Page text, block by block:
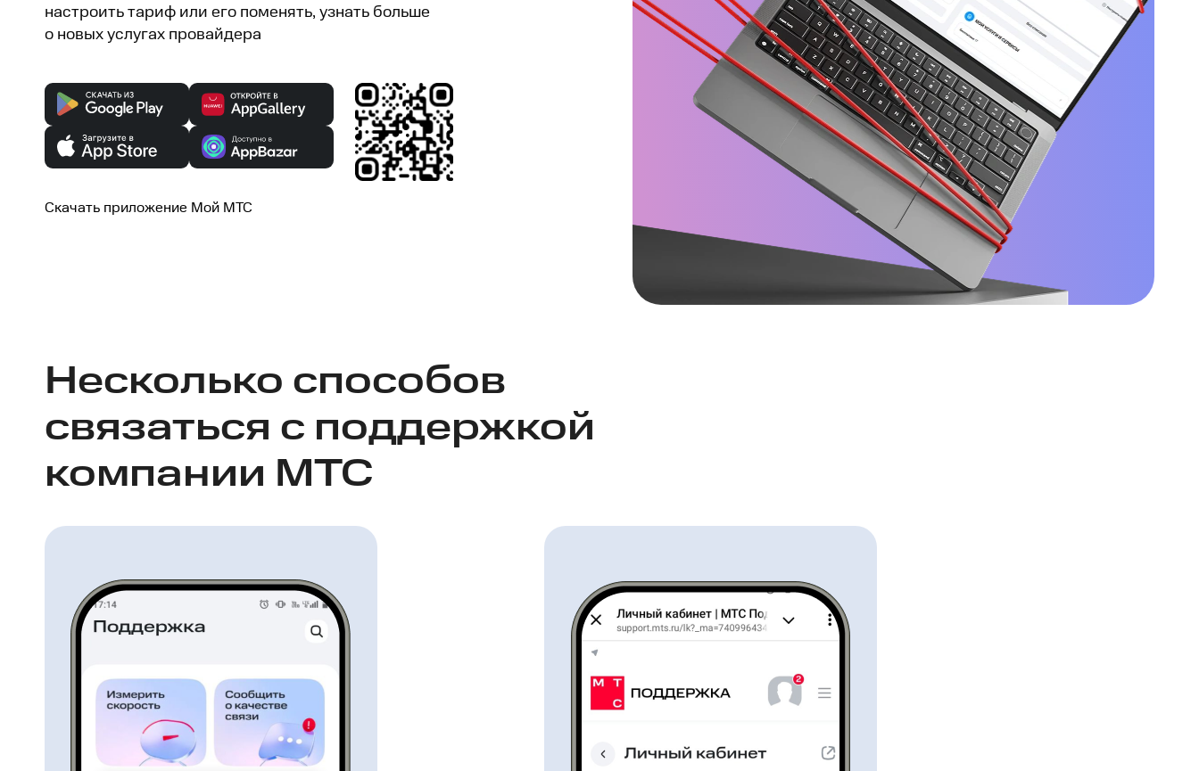
настроить тариф или его поменять, узнать больше
о новых услугах провайдера
Скачать приложение Мой МТС
Несколько способов
связаться с поддержкой
компании МТС